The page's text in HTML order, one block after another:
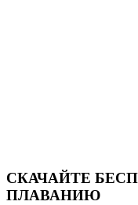
СКАЧАЙТЕ
ПЛАВАНИЮ